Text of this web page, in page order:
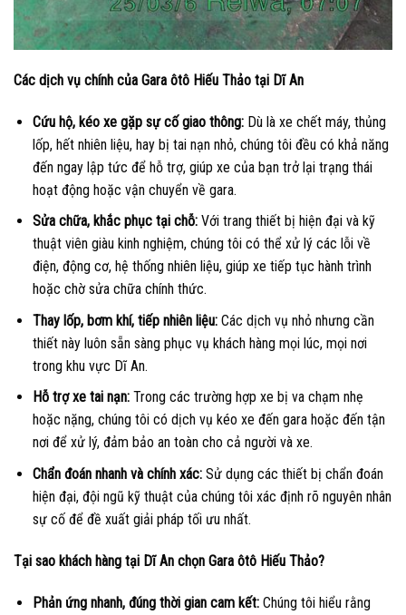
Các dịch vụ chính của Gara ôtô Hiếu Thảo tại Dĩ An
Cứu hộ, kéo xe gặp sự cố giao thông:Dù là xe chết máy, thủng
lốp, hết nhiên liệu, hay bị tai nạn nhỏ, chúng tôi đều có khả năng
đến ngay lập tức để hỗ trợ, giúp xe của bạn trở lại trạng thái
hoạt động hoặc vận chuyển về gara.
Sửa chữa, khắc phục tại chỗ:Với trang thiết bị hiện đại và kỹ
thuật viên giàu kinh nghiệm, chúng tôi có thể xử lý các lỗi về
điện, động cơ, hệ thống nhiên liệu, giúp xe tiếp tục hành trình
hoặc chờ sửa chữa chính thức.
Thay lốp, bơm khí, tiếp nhiên liệu:Các dịch vụ nhỏ nhưng cần
thiết này luôn sẵn sàng phục vụ khách hàng mọi lúc, mọi nơi
trong khu vực Dĩ An.
Hỗ trợ xe tai nạn:Trong các trường hợp xe bị va chạm nhẹ
hoặc nặng, chúng tôi có dịch vụ kéo xe đến gara hoặc đến tận
nơi để xử lý, đảm bảo an toàn cho cả người và xe.
Chẩn đoán nhanh và chính xác:Sử dụng các thiết bị chẩn đoán
hiện đại, đội ngũ kỹ thuật của chúng tôi xác định rõ nguyên nhân
sự cố để đề xuất giải pháp tối ưu nhất.
Tại sao khách hàng tại Dĩ An chọn Gara ôtô Hiếu Thảo?
Phản ứng nhanh, đúng thời gian cam kết:Chúng tôi hiểu rằng